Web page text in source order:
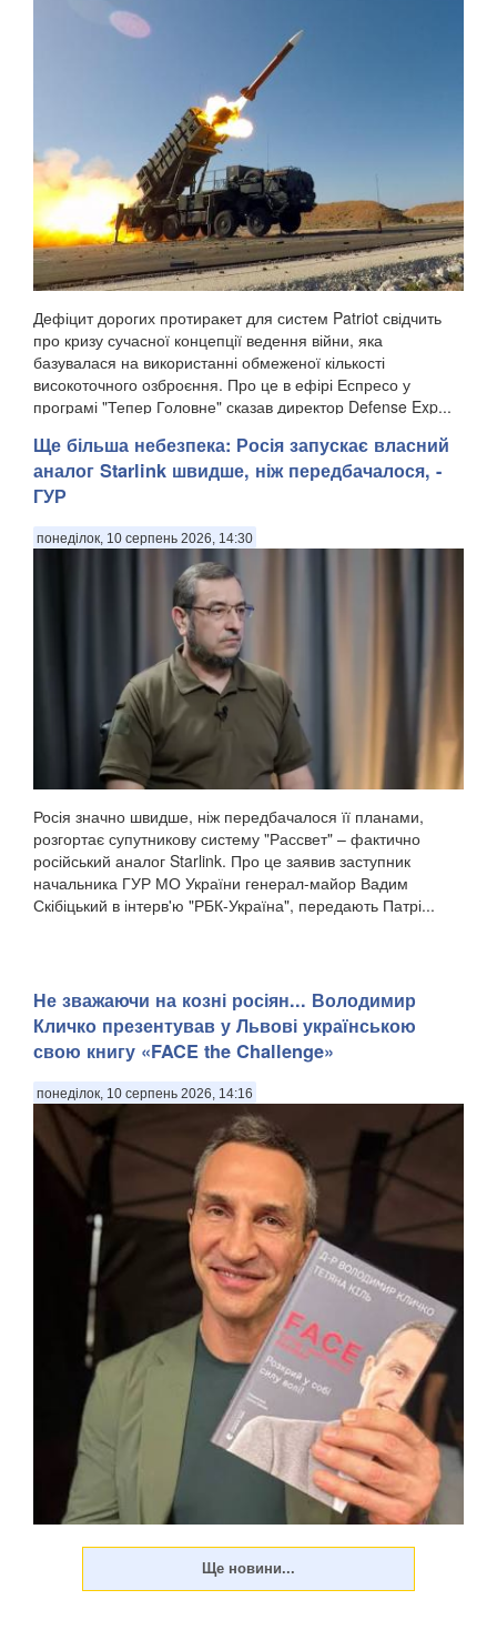
Дефіцит дорогих протиракет для систем Patriot свідчить
про кризу сучасної концепції ведення війни, яка
базувалася на використанні обмеженої кількості
високоточного озброєння. Про це в ефірі Еспресо у
програмі "Тепер Головне" сказав директор Defense Exp...
Ще більша небезпека: Росія запускає власний
аналог Starlink швидше, ніж передбачалося, -
ГУР
понеділок, 10 серпень 2026, 14:30
Росія значно швидше, ніж передбачалося її планами,
розгортає супутникову систему "Рассвет" – фактично
російський аналог Starlink. Про це заявив заступник
начальника ГУР МО України генерал-майор Вадим
Скібіцький в інтерв'ю "РБК-Україна", передають Патрі...
Не зважаючи на козні росіян... Володимир
Кличко презентував у Львові українською
свою книгу «FACE the Challenge»
понеділок, 10 серпень 2026, 14:16